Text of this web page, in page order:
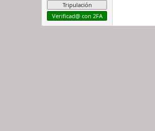
Tripulación
Verificad@ con 2FA